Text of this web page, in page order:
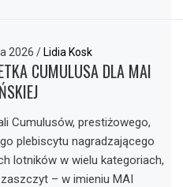
2026/ Lidia Kosk
CUMULUSA DLA MAI
Cumulusów, prestiżowego,
plebiscytu nagradzającego
lotników w wielu kategoriach,
zaszczyt – w imieniu MAI